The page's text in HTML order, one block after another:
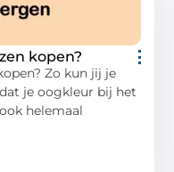
kopen?
Zo kun jij je
je oogkleur bij het
helemaal